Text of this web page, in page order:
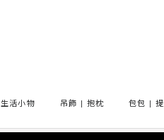
生活小物 吊飾 | 抱枕 包包 |